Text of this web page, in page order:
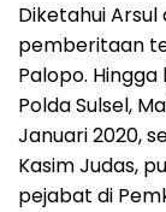
Diketahui
pemberitaan
Palopo.
Polda Sulsel,
Januari 2020,
Kasim Judas,
pejabat di